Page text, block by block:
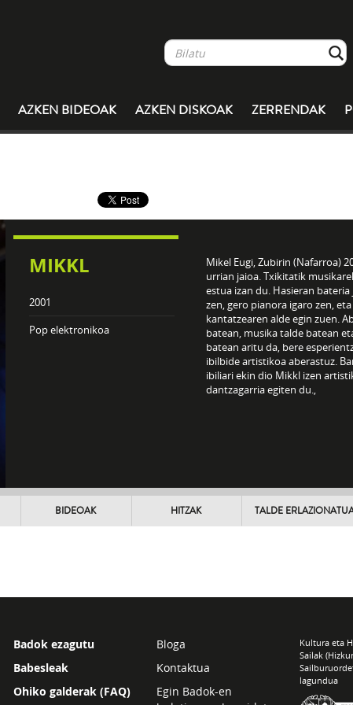
AZKEN BIDEOAK AZKEN DISKOAK ZERRENDAK
MIKKL
2001
Pop elektronikoa
Mikel Eugi, Zubirin (Nafarroa)
urrian jaioa. Txikitatik
estua izan du. Hasieran
zen, gero pianora igaro zen,
kantatzearen alde egin zuen.
batean, musika talde batean
batean aritu da, bere
ibilbide artistikoa aberastuz.
ibiliari ekin dio Mikkl izen
dantzagarria egiten du.,
BIDEOAK HITZAK TALDE
Badok ezagutu
Babesleak
Ohiko galderak (FAQ)
Bloga
Kontaktua
Egin Badok-en
Kultura eta
Sailak
lagundua